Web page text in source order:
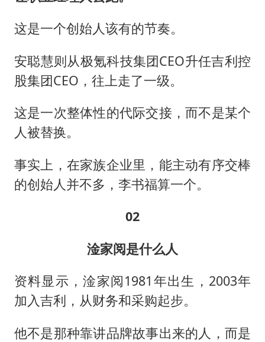
这是一个创始人该有的节奏。
安聪慧则从极氪科技集团CEO升任吉利控
股集团CEO，往上走了一级。
这是一次整体性的代际交接，而不是某个
人被替换。
事实上，在家族企业里，能主动有序交棒
的创始人并不多，李书福算一个。
02
淦家阅是什么人
资料显示，淦家阅1981年出生，2003年
加入吉利，从财务和采购起步。
他不是那种靠讲品牌故事出来的人，而是